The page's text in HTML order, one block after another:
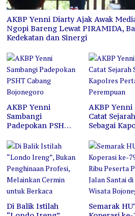
Bojonegoro
AKBP Yenni Diarty Ajak Awak
Ngopi Bareng Lewat PIRAMIDA,
Kedekatan dan Sinergi
AKBP Yenni
Sambangi
Padepokan PSHT
Bojonegoro
AKBP Yenni
Catat Sejarah
Sebagai
Perempuan
Di Balik Istilah
Semarak